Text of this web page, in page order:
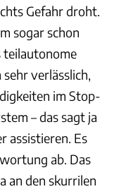
Gefahr droht.
sogar schon
teilautonome
verlässlich,
im Stop-
– das sagt ja
assistieren. Es
ab. Das
an den skurrilen